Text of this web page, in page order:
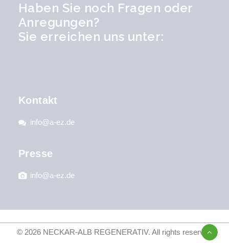
Haben Sie noch Fragen oder
Anregungen?
Sie erreichen uns unter:
Kontakt
info@a-ez.de
Presse
info@a-ez.de
© 2026 NECKAR-ALB REGENERATIV. All rights reserved